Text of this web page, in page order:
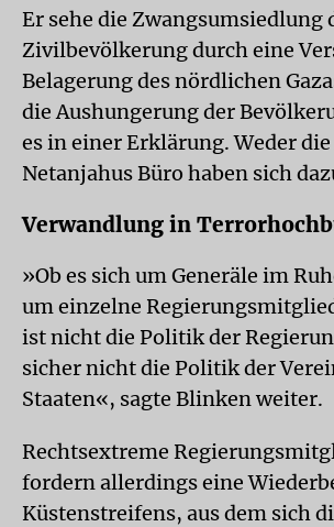
Er sehe die Zwangsumsiedlung
Zivilbevölkerung durch eine
Belagerung des nördlichen
die Aushungerung der
es in einer Erklärung. Weder
Netanjahus Büro haben sich
Verwandlung in
»Ob es sich um Generäle im
um einzelne
ist nicht die Politik der
sicher nicht die Politik der
Staaten«, sagte Blinken weiter.
Rechtsextreme
fordern allerdings eine
Küstenstreifens, aus dem sich